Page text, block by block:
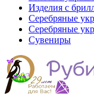
Изделия с
Серебряные
Серебряные
Сувениры